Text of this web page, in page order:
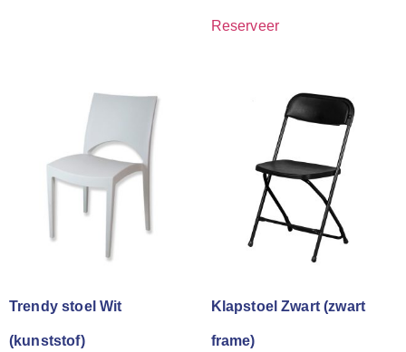
Reserveer
Trendy stoel Wit
(kunststof)
Klapstoel Zwart (zwart
frame)